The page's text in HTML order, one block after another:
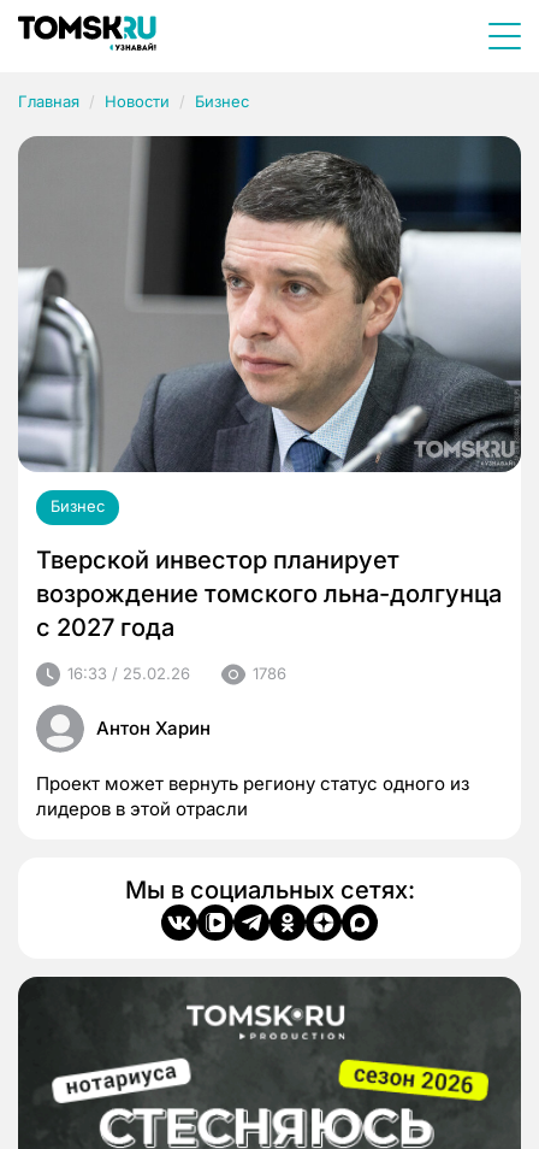
Главная Новости Бизнес
Бизнес
Тверской инвестор планирует
возрождение томского льна-долгунца
с 2027 года
16:33 / 25.02.26 1786
Антон Харин
Проект может вернуть региону статус одного из
лидеров в этой отрасли
Мы в социальных сетях: